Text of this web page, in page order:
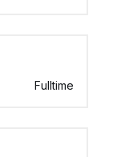
Fulltime